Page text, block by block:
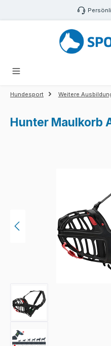
Zum Hauptinhalt springen
Hundesport Weitere
Hunter Maulkorb